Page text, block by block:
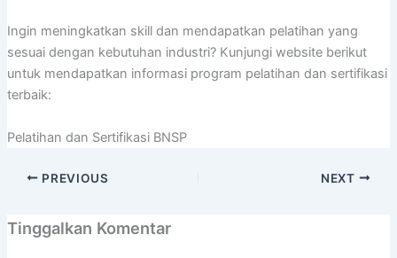
Ingin meningkatkan skill dan mendapatkan pelatihan yang
sesuai dengan kebutuhan industri? Kunjungi website berikut
untuk mendapatkan informasi program pelatihan dan sertifikasi
terbaik:
Pelatihan dan Sertifikasi BNSP
PREVIOUS NEXT
Tinggalkan Komentar